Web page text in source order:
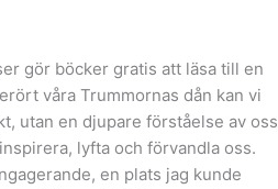
gör böcker gratis att läsa till en
våra Trummornas dån kan vi
utan en djupare förståelse av oss
lyfta och förvandla oss.
en plats jag kunde